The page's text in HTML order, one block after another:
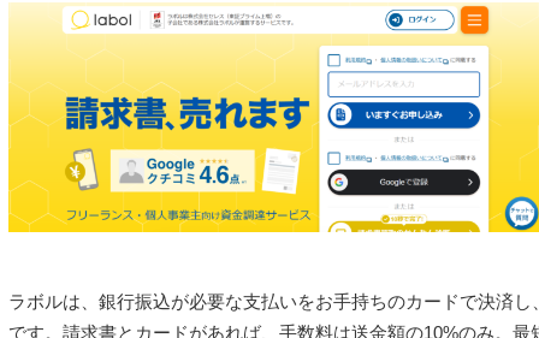
ラボルは、銀行振込が必要な支払いをお手持ちのカードで決済
です。請求書とカードがあれば、手数料は送金額の10%のみ。最